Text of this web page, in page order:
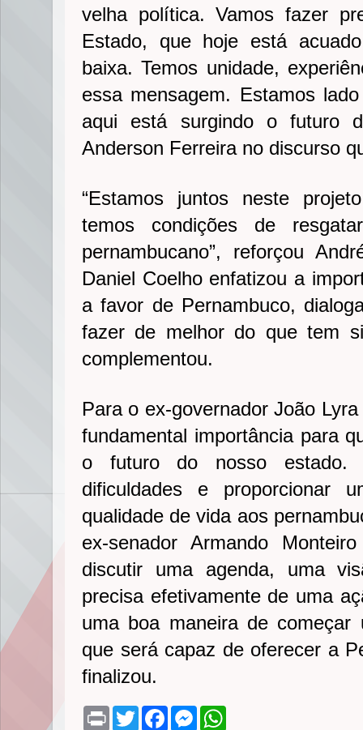
velha política. Vamos fazer
Estado, que hoje está
baixa. Temos unidade,
essa mensagem. Estamos
aqui está surgindo o futuro
Anderson Ferreira no discurso
“Estamos juntos neste
temos condições de
pernambucano”, reforçou
Daniel Coelho enfatizou a
a favor de Pernambuco,
fazer de melhor do que tem
complementou.
Para o ex-governador João
fundamental importância para
o futuro do nosso estado.
dificuldades e proporcionar
qualidade de vida aos
ex-senador Armando
discutir uma agenda, uma
precisa efetivamente de uma
uma boa maneira de começar
que será capaz de oferecer a
finalizou.
P
T
w
F
M